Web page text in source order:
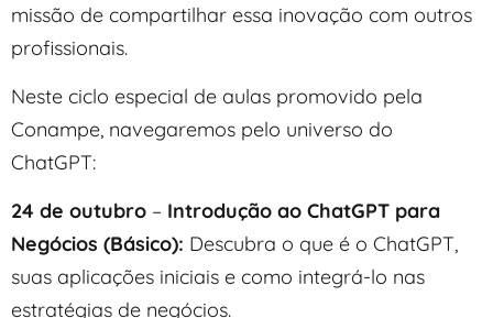
missão de compartilhar essa inovação com outros
profissionais.
Neste ciclo especial de aulas promovido pela
Conampe, navegaremos pelo universo do
ChatGPT:
24 de outubro – Introdução ao ChatGPT para
Negócios (Básico): Descubra o que é o ChatGPT,
suas aplicações iniciais e como integrá-lo nas
estratégias de negócios.